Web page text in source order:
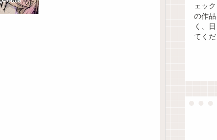
ェッ
の作
く、
てくだ